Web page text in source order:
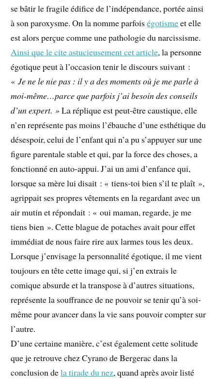
se bâtir le fragile édifice de l’indépendance, portée ainsi
à son paroxysme. On la nomme parfoiségotismeet elle
est alors perçue comme une pathologie du narcissisme.
Ainsi que le cite astucieusement cet article, la personne
égotique peut à l’occasion tenir le discours suivant :
«Je ne le nie pas : il y a des moments où je me parle à
moi-même…parce que parfois j’ai besoin des conseils
d’un expert. »La réplique est peut-être caustique, elle
n’en représente pas moins l’ébauche d’une esthétique du
désespoir, celui de l’enfant qui n’a pu s’appuyer sur une
figure parentale stable et qui, par la force des choses, a
fonctionné en auto-appui. J’ai un ami d’enfance qui,
lorsque sa mère lui disait : « tiens-toi bien s’il te plaît »,
agrippait ses propres vêtements en la regardant avec un
air mutin et répondait : « oui maman, regarde, je me
tiens bien ». Cette blague de potaches avait pour effet
immédiat de nous faire rire aux larmes tous les deux.
Lorsque j’envisage la personnalité égotique, il me vient
toujours en tête cette image qui, si j’en extrais le
comique absurde et la transpose à d’autres situations,
représente la souffrance de ne pouvoir se tenir qu’à soi-
même pour avancer dans la vie sans pouvoir compter sur
l’autre.
D’une certaine manière, c’est également cette solitude
que je retrouve chez Cyrano de Bergerac dans la
conclusion dela tirade du nez, quand après avoir listé